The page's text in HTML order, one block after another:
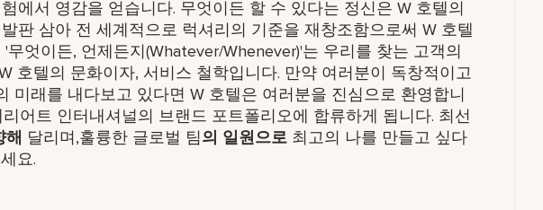
에서 영감을 얻습니다. 무엇이든 할 수 있다는 정신은 W 호텔의
판 삼아 전 세계적으로 럭셔리의 기준을 재창조함으로써 W 호텔
무엇이든, 언제든지(Whatever/Whenever)'는 우리를 찾는 고객의
호텔의 문화이자, 서비스 철학입니다. 만약 여러분이 독창적이고
미래를 내다보고 있다면 W 호텔은 여러분을 진심으로 환영합니
어트 인터내셔널의 브랜드 포트폴리오에 합류하게 됩니다. 최선
해 달리며,훌륭한 글로벌 팀의 일원으로 최고의 나를 만들고 싶다
요.